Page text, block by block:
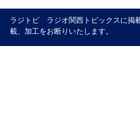
ラジトピ ラジオ関西トピックスに掲
載、加工をお断りいたします。